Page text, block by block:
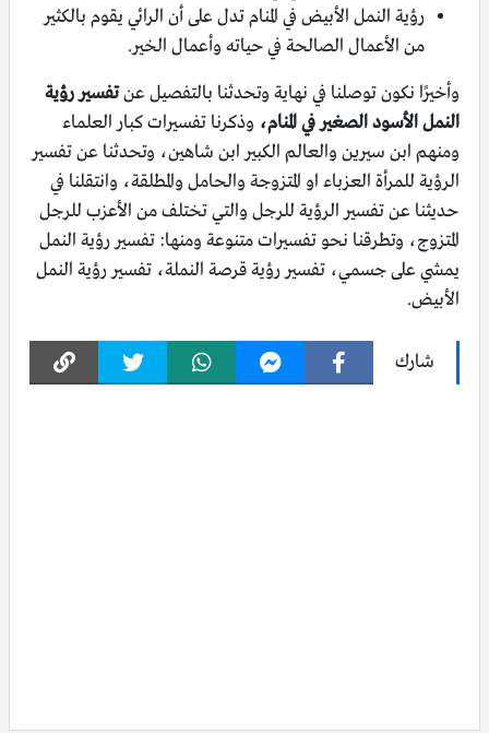
رؤية النمل الأبيض في المنام تدل على أن الرائي يقوم بالكثير
من الأعمال الصالحة في حياته وأعمال الخير.
وأخيرًا نكون توصلنا في نهاية وتحدثنا بالتفصيل عنتفسير رؤية
النمل الأسود الصغير في المنام، وذكرنا تفسيرات كبار العلماء
ومنهم ابن سيرين والعالم الكبير ابن شاهين، وتحدثنا عن تفسير
الرؤية للمرأة العزباء او المتزوجة والحامل والمطلقة، وانتقلنا في
حديثنا عن تفسير الرؤية للرجل والتي تختلف من الأعزب للرجل
المتزوج، وتطرقنا نحو تفسيرات متنوعة ومنها: تفسير رؤية النمل
يمشي على جسمي، تفسير رؤية قرصة النملة، تفسير رؤية النمل
الأبيض.
شارك